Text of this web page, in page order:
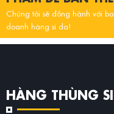
Chúng tôi sẽ đồng hành với
doanh hàng si da!
HÀNG THÙNG